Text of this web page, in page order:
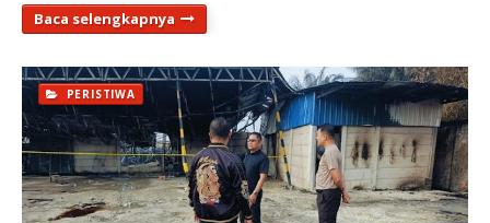
Baca selengkapnya
PERISTIWA